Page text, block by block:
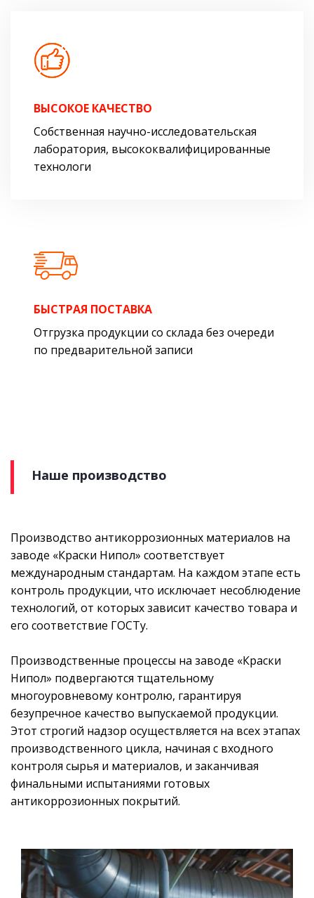
ВЫСОКОЕ КАЧЕСТВО
Собственная научно-исследовательская
лаборатория, высококвалифицированные
технологи
БЫСТРАЯ ПОСТАВКА
Отгрузка продукции со склада без очереди
по предварительной записи
Наше производство
Производство антикоррозионных материалов на
заводе «Краски Нипол» соответствует
международным стандартам. На каждом этапе есть
контроль продукции, что исключает несоблюдение
технологий, от которых зависит качество товара и
его соответствие ГОСТу.
Производственные процессы на заводе «Краски
Нипол» подвергаются тщательному
многоуровневому контролю, гарантируя
безупречное качество выпускаемой продукции.
Этот строгий надзор осуществляется на всех этапах
производственного цикла, начиная с входного
контроля сырья и материалов, и заканчивая
финальными испытаниями готовых
антикоррозионных покрытий.